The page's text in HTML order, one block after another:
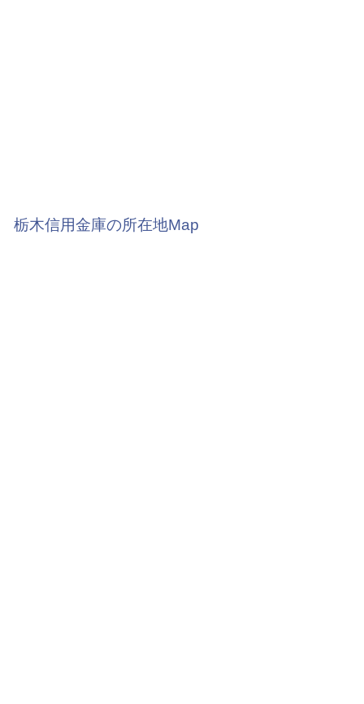
栃木信用金庫の所在地Map